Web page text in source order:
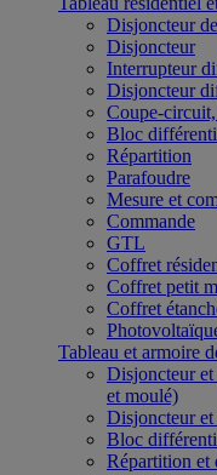
Disjoncteur
Disjoncteur
Interrupteur
Disjoncteur
Coupe-
Bloc
Répartition
Parafoudre
Mesure et
Commande
GTL
Coffret
Coffret petit
Coffret
Tableau et armoire
Disjoncteur
et moulé)
Disjoncteur
Bloc
Répartition et